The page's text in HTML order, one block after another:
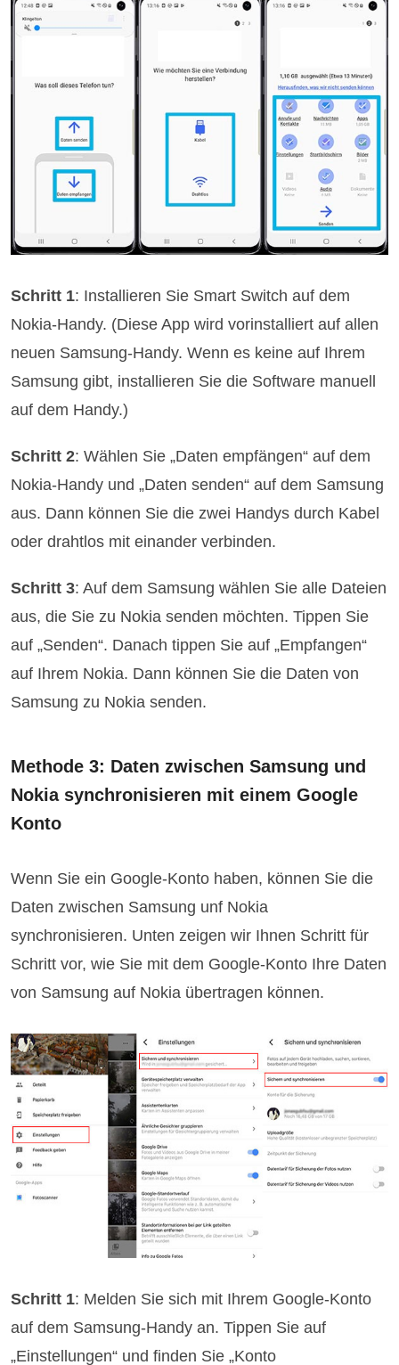
Schritt 1: Installieren Sie Smart Switch auf dem
Nokia-Handy. (Diese App wird vorinstalliert auf allen
neuen Samsung-Handy. Wenn es keine auf Ihrem
Samsung gibt, installieren Sie die Software manuell
auf dem Handy.)
Schritt 2: Wählen Sie „Daten empfängen“ auf dem
Nokia-Handy und „Daten senden“ auf dem Samsung
aus. Dann können Sie die zwei Handys durch Kabel
oder drahtlos mit einander verbinden.
Schritt 3: Auf dem Samsung wählen Sie alle Dateien
aus, die Sie zu Nokia senden möchten. Tippen Sie
auf „Senden“. Danach tippen Sie auf „Empfangen“
auf Ihrem Nokia. Dann können Sie die Daten von
Samsung zu Nokia senden.
Methode 3: Daten zwischen Samsung und
Nokia synchronisieren mit einem Google
Konto
Wenn Sie ein Google-Konto haben, können Sie die
Daten zwischen Samsung unf Nokia
synchronisieren. Unten zeigen wir Ihnen Schritt für
Schritt vor, wie Sie mit dem Google-Konto Ihre Daten
von Samsung auf Nokia übertragen können.
Schritt 1: Melden Sie sich mit Ihrem Google-Konto
auf dem Samsung-Handy an. Tippen Sie auf
„Einstellungen“ und finden Sie „Konto